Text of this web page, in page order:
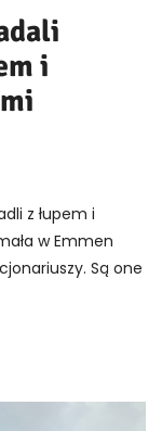
i
z łupem i
w Emmen
Są one